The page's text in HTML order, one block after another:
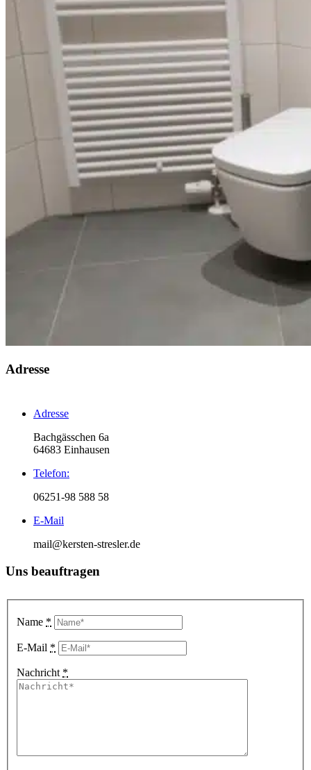
Adresse
Adresse
Bachgässchen 6a
64683 Einhausen
Telefon:
06251-98 588 58
E-Mail
mail@kersten-stresler.de
Uns beauftragen
Name *
E-Mail *
Nachricht *